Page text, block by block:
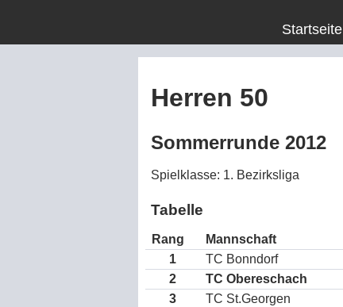
Startseite
Herren 50
Sommerrunde 2012
Spielklasse: 1. Bezirksliga
Tabelle
Rang Mannschaft
1
TC Bonndorf
2
TC Obereschach
3
TC St.Georgen